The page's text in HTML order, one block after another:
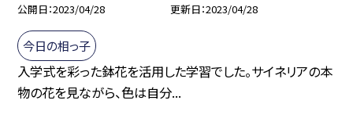
公開日 2023/04/28 更新日 2023/04/28
今日の相っ子
入学式を彩った鉢花を活用した学習でした。サイネリアの本
物の花を見ながら、色は自分...